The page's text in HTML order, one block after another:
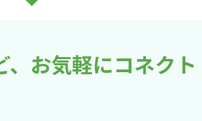
お気軽にコネクト